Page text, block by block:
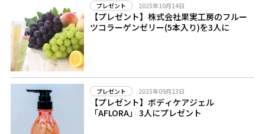
プレゼント 2025年10月14日
【プレゼント】株式会社果実工房のフルー
ツコラーゲンゼリー(5本入り)を3人に
プレゼント 2025年09月23日
【プレゼント】ボディケアジェル
「AFLORA」 3人にプレゼント